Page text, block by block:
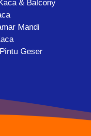
& Balcony
Mandi
Geser